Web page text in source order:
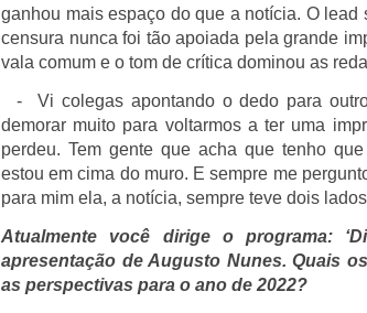
ganhou mais espaço do que a notícia. O
censura nunca foi tão apoiada pela grande
vala comum e o tom de crítica dominou as
- Vi colegas apontando o dedo para
demorar muito para voltarmos a ter uma
perdeu. Tem gente que acha que tenho
estou em cima do muro. E sempre me
para mim ela, a notícia, sempre teve dois
Atualmente você dirige o programa:
apresentação de Augusto Nunes. Quais
as perspectivas para o ano de 2022?